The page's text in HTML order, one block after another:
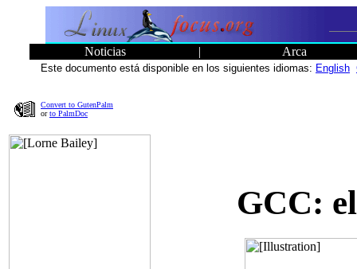
Noticias | Arca
Este documento está disponible en los siguientes idiomas: English
Convert to GutenPalm
orto PalmDoc
GCC: